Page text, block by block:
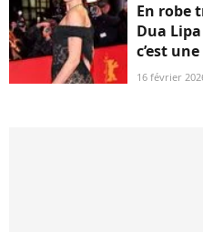
En robe
Dua
c’est
16 février